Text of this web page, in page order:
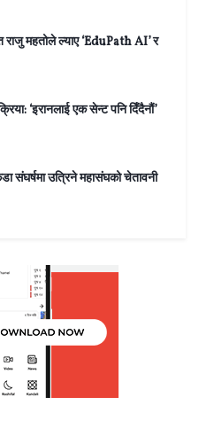
राजु महतोले ल्याए ‘EduPath AI’ र
‘इरानलाई एक सेन्ट पनि दिँदैनौं’
संघर्षमा उत्रिने महासंघको चेतावनी